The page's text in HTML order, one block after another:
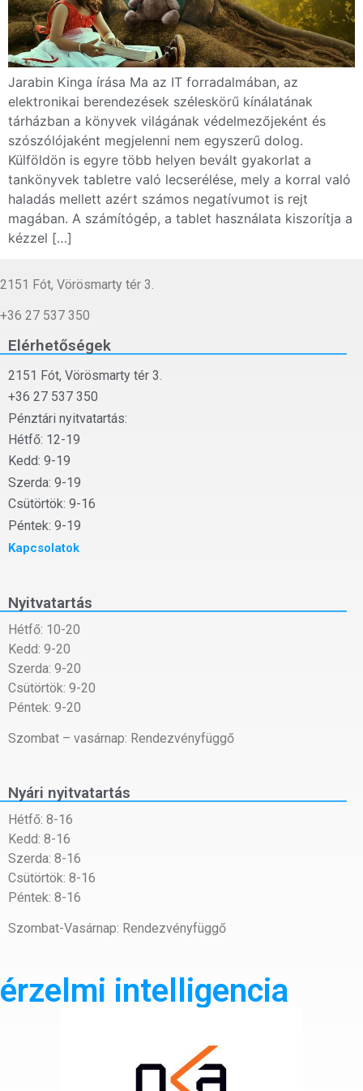
Jarabin Kinga írása Ma az IT forradalmában, az
elektronikai berendezések széleskörű kínálatának
tárházban a könyvek világának védelmezőjeként és
szószólójaként megjelenni nem egyszerű dolog.
Külföldön is egyre több helyen bevált gyakorlat a
tankönyvek tabletre való lecserélése, mely a korral való
haladás mellett azért számos negatívumot is rejt
magában. A számítógép, a tablet használata kiszorítja a
kézzel […]
2151 Fót, Vörösmarty tér 3.
+36 27 537 350
Elérhetőségek
2151 Fót, Vörösmarty tér 3.
+36 27 537 350
Pénztári nyitvatartás:
Hétfő: 12-19
Kedd: 9-19
Szerda: 9-19
Csütörtök: 9-16
Péntek: 9-19
Kapcsolatok
Nyitvatartás
Hétfő: 10-20
Kedd: 9-20
Szerda: 9-20
Csütörtök: 9-20
Péntek: 9-20
Szombat – vasárnap: Rendezvényfüggő
Nyári nyitvatartás
Hétfő: 8-16
Kedd: 8-16
Szerda: 8-16
Csütörtök: 8-16
Péntek: 8-16
Szombat-Vasárnap: Rendezvényfüggő
érzelmi intelligencia